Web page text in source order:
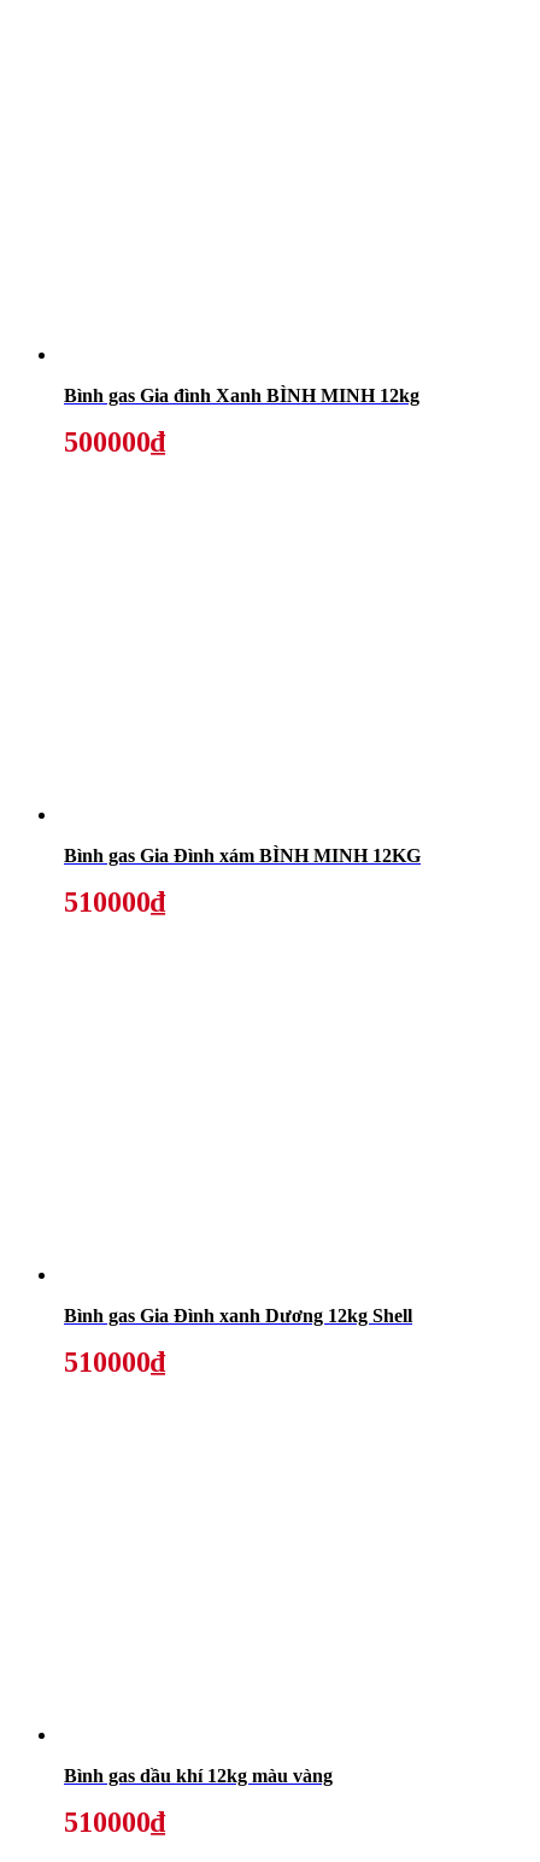
Bình gas Gia đình Xanh BÌNH MINH 12kg
500000₫
Bình gas Gia Đình xám BÌNH MINH 12KG
510000₫
Bình gas Gia Đình xanh Dương 12kg Shell
510000₫
Bình gas dầu khí 12kg màu vàng
510000₫